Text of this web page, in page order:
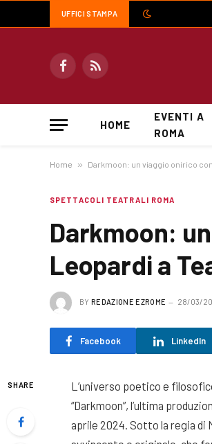
UFFICI STAMPA
FacebookRSS
HOME
EVENTI A
ROMA
Home » Darkmoon: un viaggio onirico
SPETTACOLI TEATRALI ROMA
Darkmoon:
Leopardi a
BY REDAZIONE EZROME 28/03/
Facebook LinkedIn
SHARE
L’universo poetico e
“Darkmoon”, l’ultima
aprile 2024. Sotto la regia di